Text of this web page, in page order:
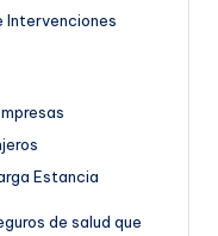
Intervenciones
Estancia
de salud que